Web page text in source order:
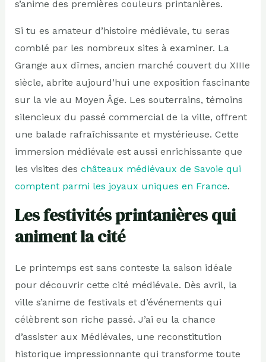
s’anime des premières couleurs printanières.
Si tu es amateur d’histoire médiévale, tu seras
comblé par les nombreux sites à examiner. La
Grange aux dîmes, ancien marché couvert du XIIIe
siècle, abrite aujourd’hui une exposition fascinante
sur la vie au Moyen Âge. Les souterrains, témoins
silencieux du passé commercial de la ville, offrent
une balade rafraîchissante et mystérieuse. Cette
immersion médiévale est aussi enrichissante que
les visites des châteaux médiévaux de Savoie qui
comptent parmi les joyaux uniques en France.
Les festivités printanières qui
animent la cité
Le printemps est sans conteste la saison idéale
pour découvrir cette cité médiévale. Dès avril, la
ville s’anime de festivals et d’événements qui
célèbrent son riche passé. J’ai eu la chance
d’assister aux Médiévales, une reconstitution
historique impressionnante qui transforme toute